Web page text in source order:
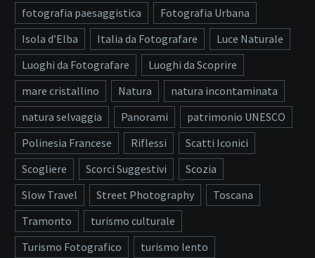
fotografia paesaggistica
Fotografia Urbana
Isola d’Elba
Italia da Fotografare
Luce Naturale
Luoghi da Fotografare
Luoghi da Scoprire
mare cristallino
Natura
natura incontaminata
natura selvaggia
Panorami
patrimonio UNESCO
Polinesia Francese
Riflessi
Scatti Iconici
Scogliere
Scorci Suggestivi
Scozia
Slow Travel
Street Photography
Toscana
Tramonto
turismo culturale
Turismo Fotografico
turismo lento